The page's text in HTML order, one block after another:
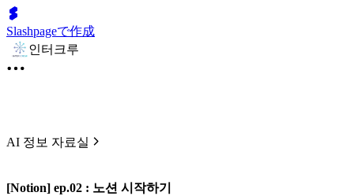
Slashpageで作成
인터크루
AI 정보 자료실
[Notion] ep.02 : 노션 시작하기